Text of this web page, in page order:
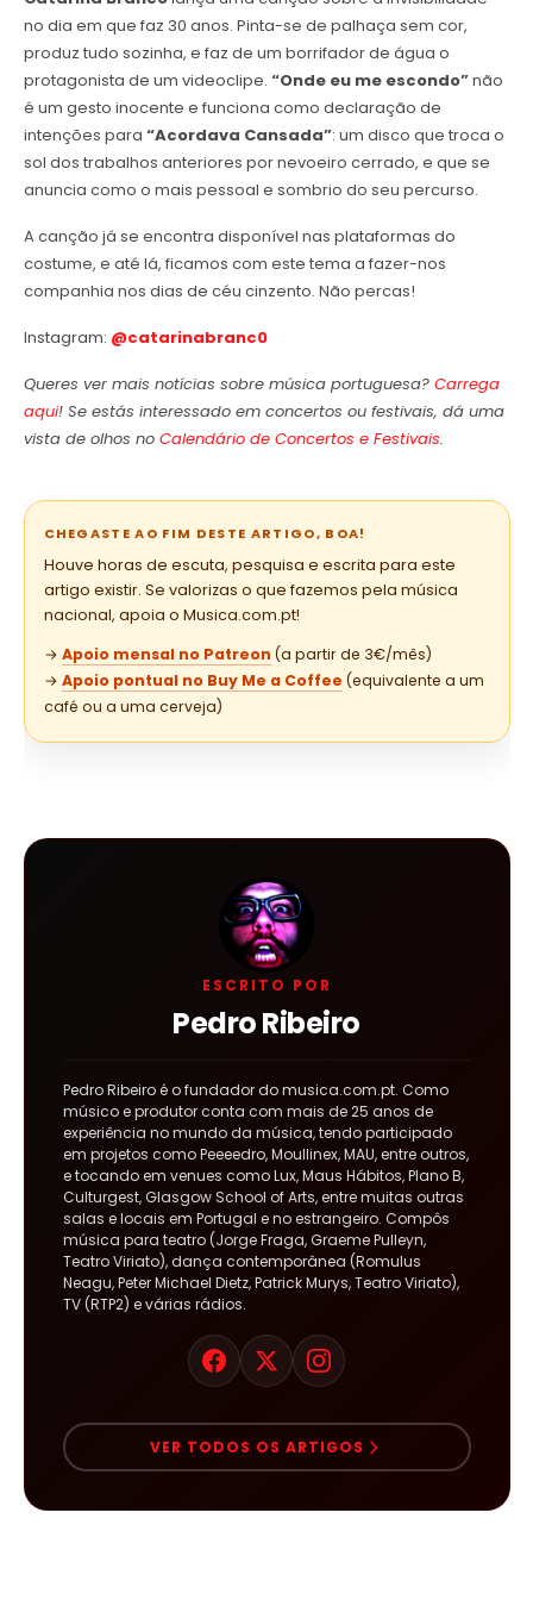
no dia em que faz 30 anos. Pinta-se de palhaça sem cor,
produz tudo sozinha, e faz de um borrifador de água o
protagonista de um videoclipe. “Onde eu me escondo”não
é um gesto inocente e funciona como declaração de
intenções para “Acordava Cansada”: um disco que troca o
sol dos trabalhos anteriores por nevoeiro cerrado, e que se
anuncia como o mais pessoal e sombrio do seu percurso.
A canção já se encontra disponível nas plataformas do
costume, e até lá, ficamos com este tema a fazer-nos
companhia nos dias de céu cinzento. Não percas!
Instagram: @catarinabranc0
Queres ver mais notícias sobre música portuguesa? Carrega
aqui! Se estás interessado em concertos ou festivais, dá uma
vista de olhos no Calendário de Concertos e Festivais.
CHEGASTE AO FIM DESTE ARTIGO, BOA!
Houve horas de escuta, pesquisa e escrita para este
artigo existir. Se valorizas o que fazemos pela música
nacional, apoia o Musica.com.pt!
→ Apoio mensal no Patreon (a partir de 3€/mês)
→ Apoio pontual no Buy Me a Coffee (equivalente a um
café ou a uma cerveja)
ESCRITO POR
Pedro Ribeiro
Pedro Ribeiro é o fundador do musica.com.pt. Como
músico e produtor conta com mais de 25 anos de
experiência no mundo da música, tendo participado
em projetos como Peeeedro, Moullinex, MAU, entre outros,
e tocando em venues como Lux, Maus Hábitos, Plano B,
Culturgest, Glasgow School of Arts, entre muitas outras
salas e locais em Portugal e no estrangeiro. Compôs
música para teatro (Jorge Fraga, Graeme Pulleyn,
Teatro Viriato), dança contemporânea (Romulus
Neagu, Peter Michael Dietz, Patrick Murys, Teatro Viriato),
TV (RTP2) e várias rádios.
VER TODOS OS ARTIGOS